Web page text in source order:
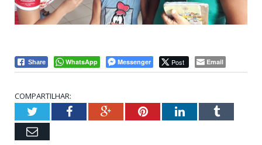
Share WhatsApp Messenger Post Email
COMPARTILHAR:
TwitterFacebookGoogle+PinterestLinkedInTumblr
Email